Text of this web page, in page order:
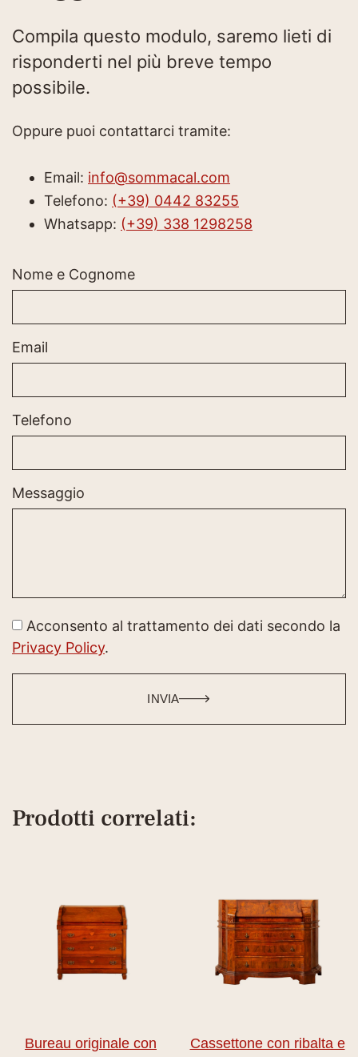
Compila questo modulo, saremo lieti di
risponderti nel più breve tempo
possibile.
Oppure puoi contattarci tramite:
Email: info@sommacal.com
Telefono: (+39) 0442 83255
Whatsapp: (+39) 338 1298258
Nome e Cognome
Email
Telefono
Messaggio
Acconsento al trattamento dei dati secondo la
Privacy Policy.
INVIA
Prodotti correlati:
Bureau originale con
Cassettone con ribalta e